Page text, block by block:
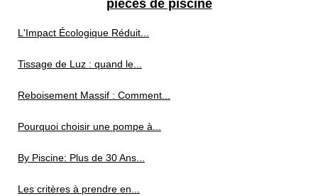
pièces de piscine
L'Impact Écologique Réduit...
Tissage de Luz : quand le...
Reboisement Massif : Comment...
Pourquoi choisir une pompe à...
By Piscine: Plus de 30 Ans...
Les critères à prendre en...